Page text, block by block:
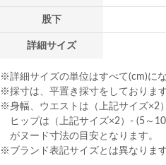
股下
詳細サイズ
※詳細サイズの単位はすべて(cm)に
※採寸は、平置き採寸をしております
※身幅、ウエストは（上記サイズ×2
ヒップは（上記サイズ×2）- (5～
がヌード寸法の目安となります。
※ブランド表記サイズとは異なりま